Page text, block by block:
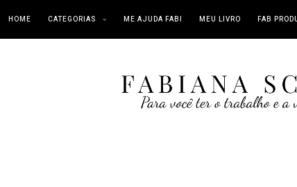
HOME CATEGORIAS ME AJUDA FABI MEU LIVRO FAB